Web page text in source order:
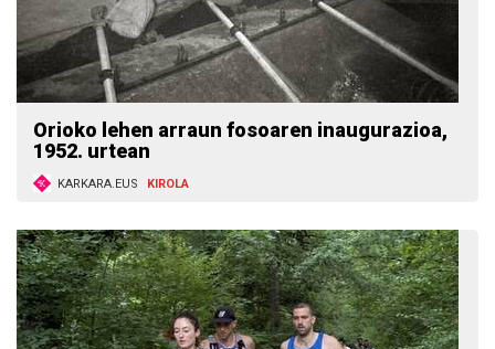
Orioko lehen arraun fosoaren inaugurazioa,
1952. urtean
KARKARA.EUS KIROLA